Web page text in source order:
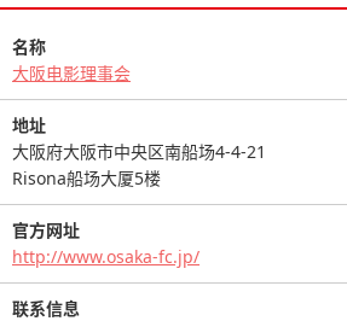
名称
大阪电影理事会
地址
大阪府大阪市中央区南船场4-4-21
Risona船场大厦5楼
官方网址
http://www.osaka-fc.jp/
联系信息